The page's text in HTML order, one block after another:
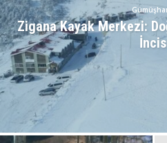
Zigana Kayak Merkezi: